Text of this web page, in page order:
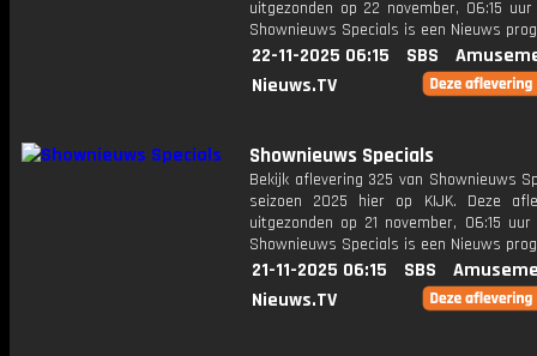
uitgezonden op 22 november, 06:15
Shownieuws Specials is een Nieuws
22-11-2025 06:15 SBS
Nieuws.TV
Shownieuws Specials
Bekijk aflevering 325 van Shownieuws
seizoen 2025 hier op KIJK. Deze
uitgezonden op 21 november, 06:15
Shownieuws Specials is een Nieuws
21-11-2025 06:15 SBS
Nieuws.TV